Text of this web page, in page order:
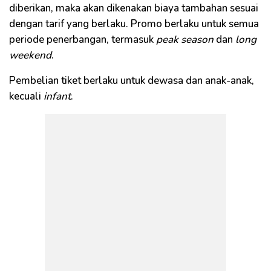
diberikan, maka akan dikenakan biaya tambahan sesuai
dengan tarif yang berlaku. Promo berlaku untuk semua
periode penerbangan, termasuk peak season dan long
weekend.
Pembelian tiket berlaku untuk dewasa dan anak-anak,
kecuali infant.